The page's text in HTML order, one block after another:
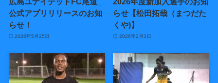
公式アプリリリースのお知
らせ！
2026年5月25日
らせ【松田拓哉（まつだた
くや)】
2026年2月3日